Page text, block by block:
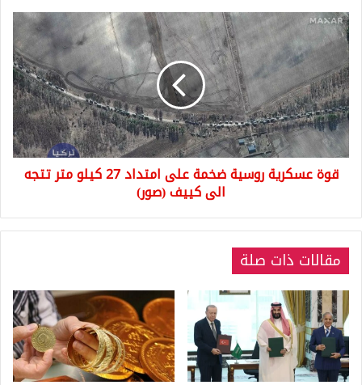
قوة
عسكرية
روسية
ضخمة
على
امتداد
27
كيلو
متر
تتجه
(صور)
قوة عسكرية روسية ضخمة على امتداد 27 كيلو متر تتجه
الى كييف (صور)
مقالات ذات صلة